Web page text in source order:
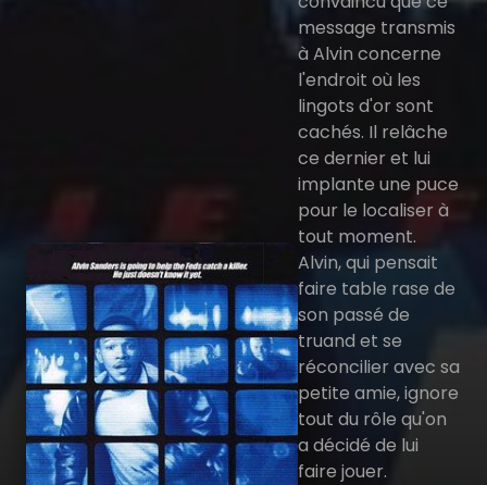
message transmis
à Alvin concerne
l'endroit où les
lingots d'or sont
cachés. Il relâche
ce dernier et lui
implante une puce
pour le localiser à
tout moment.
Alvin, qui pensait
faire table rase de
son passé de
truand et se
réconcilier avec sa
petite amie, ignore
tout du rôle qu'on
a décidé de lui
faire jouer.